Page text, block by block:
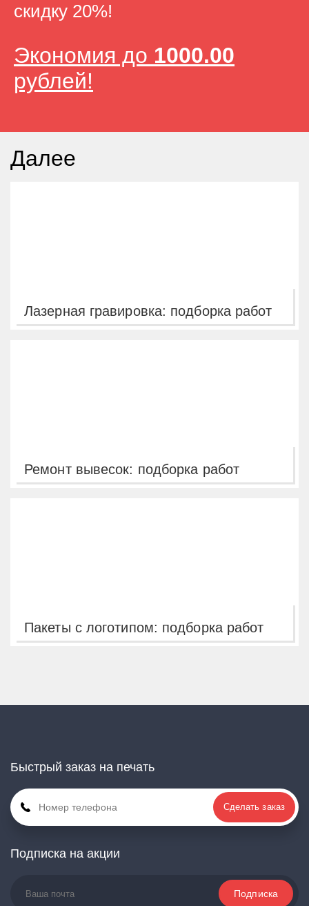
скидку 20%!
Экономия до 1000.00
рублей!
Далее
Лазерная гравировка: подборка работ
Ремонт вывесок: подборка работ
Пакеты с логотипом: подборка работ
Быстрый заказ на печать
Сделать заказ
Подписка на акции